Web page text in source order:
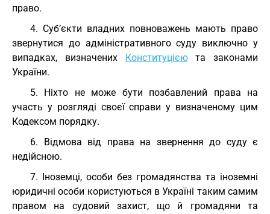
право.
4. Суб’єкти владних повноважень мають право
звернутися до адміністративного суду виключно у
випадках, визначених Конституцієюта законами
України.
5. Ніхто не може бути позбавлений права на
участь у розгляді своєї справи у визначеному цим
Кодексом порядку.
6. Відмова від права на звернення до суду є
недійсною.
7. Іноземці, особи без громадянства та іноземні
юридичні особи користуються в Україні таким самим
правом на судовий захист, що й громадяни та